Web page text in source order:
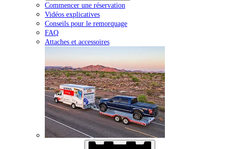
Commencer une réservation
Vidéos explicatives
Conseils pour le remorquage
FAQ
Attaches et accessoires